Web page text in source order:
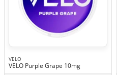
VELO
VELO Purple Grape 10mg